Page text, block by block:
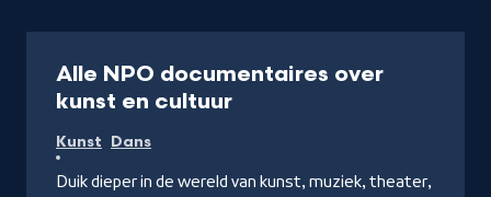
Alle NPO documentaires over
kunst en cultuur
Kunst Dans
Duik dieper in de wereld van kunst, muziek, theater,